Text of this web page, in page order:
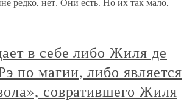
в себе либо Жиля де
по магии, либо является
совратившего Жиля